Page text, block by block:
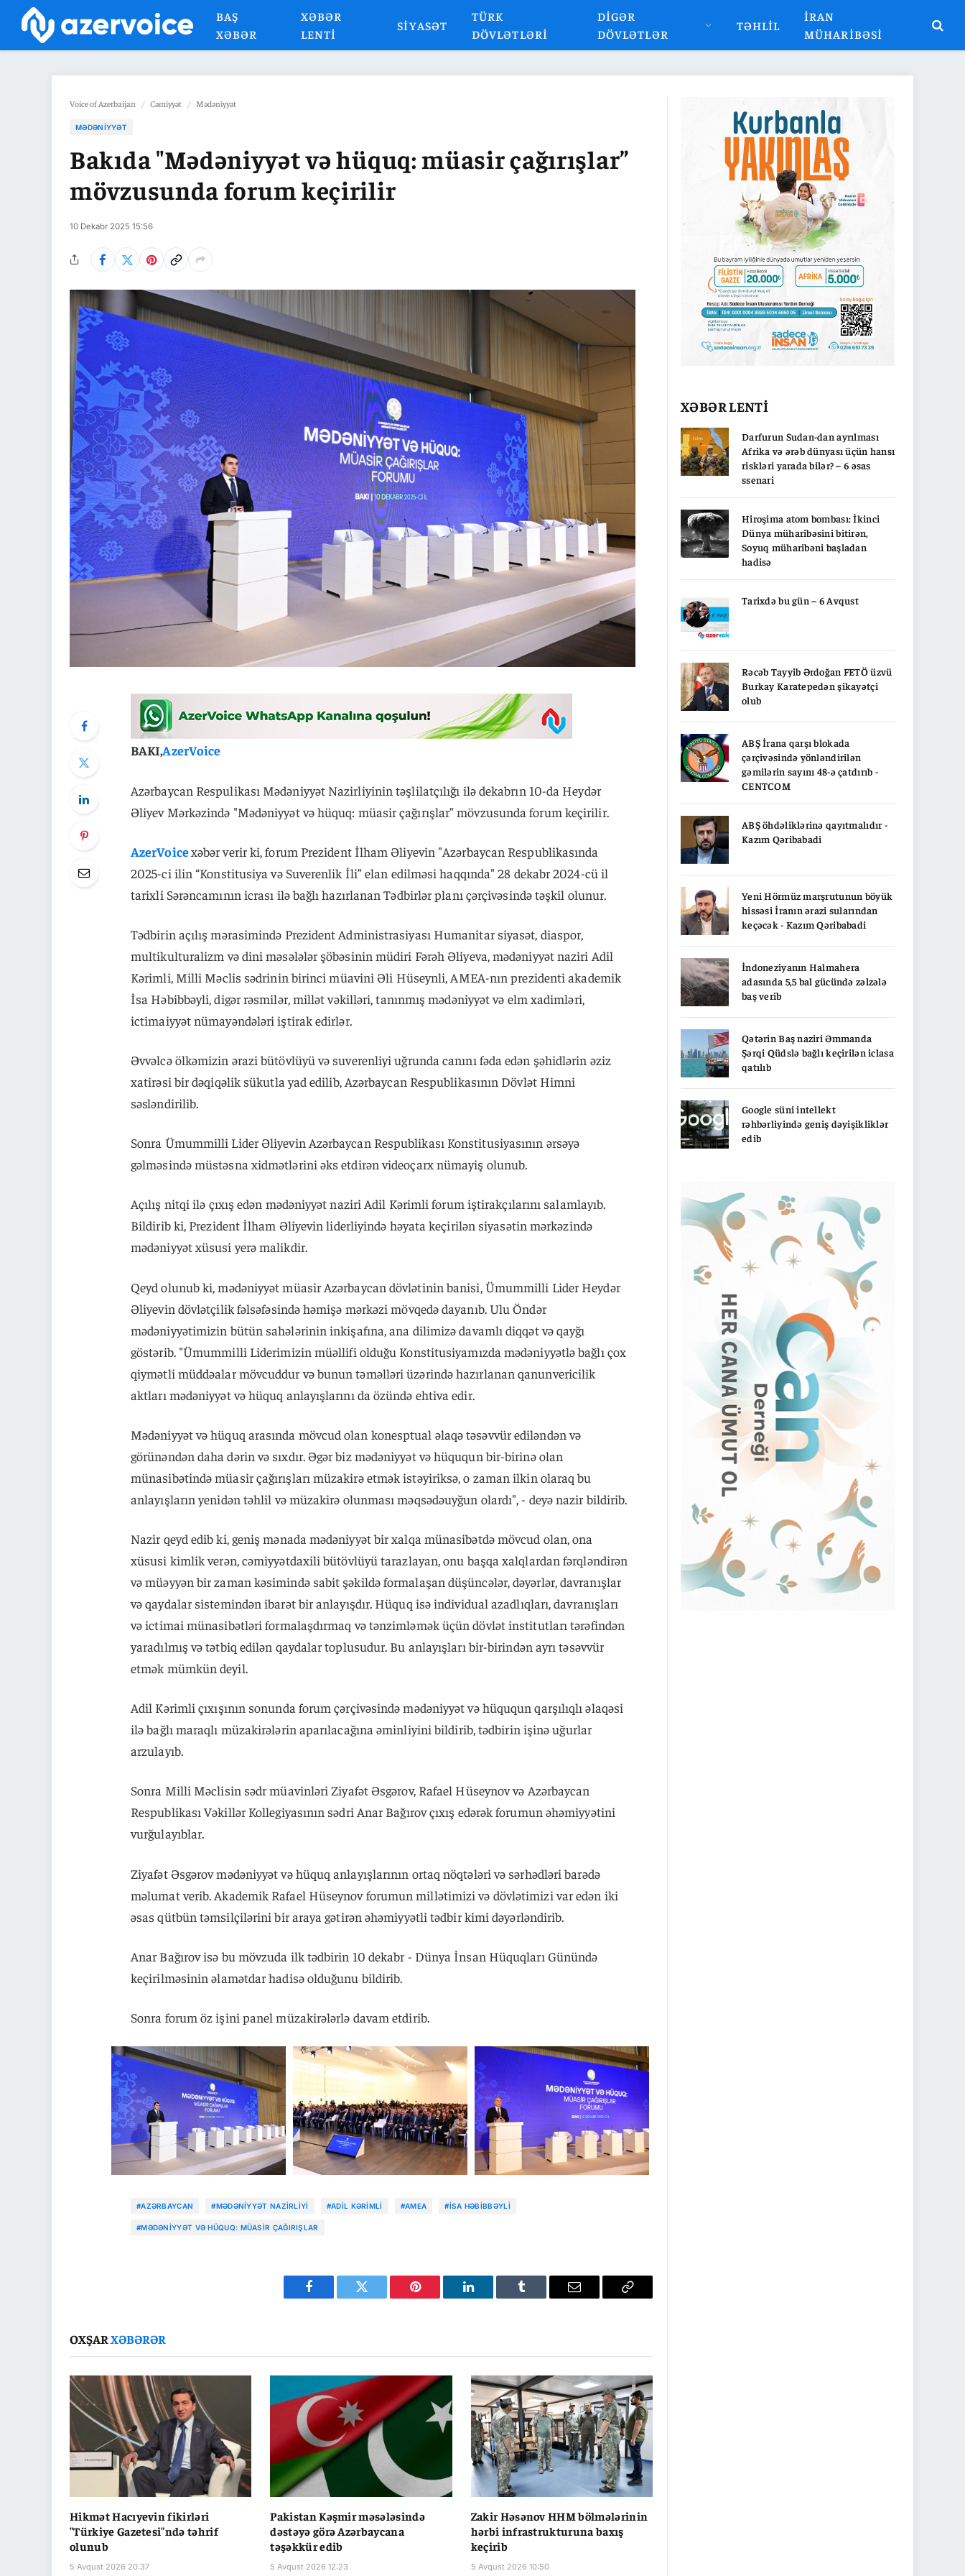
BAŞ
XƏBƏR
XƏBƏR
LENTI
SIYASƏT
TÜRK
DÖVLƏTLƏRI
DIGƏR
DÖVLƏTLƏR
TƏHLIL
İRAN
MÜHARIBƏSI
Voice of Azerbaijan / Cəmiyyət / Mədəniyyət
MƏDƏNIYYƏT
Bakıda "Mədəniyyət və hüquq: müasir çağırışlar”
mövzusunda forum keçirilir
10 Dekabr 2025 15:56
BAKI,AzerVoice
Azərbaycan Respulikası Mədəniyyət Nazirliyinin təşlilatçılığı ilə dekabrın 10-da Heydər
Əliyev Mərkəzində "Mədəniyyət və hüquq: müasir çağırışlar” mövzusunda forum keçirilir.
AzerVoicexəbər verir ki, forum Prezident İlham Əliyevin "Azərbaycan Respublikasında
2025-ci ilin “Konstitusiya və Suverenlik İli” elan edilməsi haqqında" 28 dekabr 2024-cü il
tarixli Sərəncamının icrası ilə bağlı hazırlanan Tədbirlər planı çərçivəsində təşkil olunur.
Tədbirin açılış mərasimində Prezident Administrasiyası Humanitar siyasət, diaspor,
multikulturalizm və dini məsələlər şöbəsinin müdiri Fərəh Əliyeva, mədəniyyət naziri Adil
Kərimli, Milli Məclis sədrinin birinci müavini Əli Hüseynli, AMEA-nın prezidenti akademik
İsa Həbibbəyli, digər rəsmilər, millət vəkilləri, tanınmış mədəniyyət və elm xadimləri,
ictimaiyyət nümayəndələri iştirak edirlər.
Əvvəlcə ölkəmizin ərazi bütövlüyü və suverenliyi uğrunda canını fəda edən şəhidlərin əziz
xatirəsi bir dəqiqəlik sükutla yad edilib, Azərbaycan Respublikasının Dövlət Himni
səsləndirilib.
Sonra Ümummilli Lider Əliyevin Azərbaycan Respublikası Konstitusiyasının ərsəyə
gəlməsində müstəsna xidmətlərini əks etdirən videoçarx nümayiş olunub.
Açılış nitqi ilə çıxış edən mədəniyyət naziri Adil Kərimli forum iştirakçılarını salamlayıb.
Bildirib ki, Prezident İlham Əliyevin liderliyində həyata keçirilən siyasətin mərkəzində
mədəniyyət xüsusi yerə malikdir.
Qeyd olunub ki, mədəniyyət müasir Azərbaycan dövlətinin banisi, Ümummilli Lider Heydər
Əliyevin dövlətçilik fəlsəfəsində həmişə mərkəzi mövqedə dayanıb. Ulu Öndər
mədəniyyətimizin bütün sahələrinin inkişafına, ana dilimizə davamlı diqqət və qayğı
göstərib. "Ümummilli Liderimizin müəllifi olduğu Konstitusiyamızda mədəniyyətlə bağlı çox
qiymətli müddəalar mövcuddur və bunun təməlləri üzərində hazırlanan qanunvericilik
aktları mədəniyyət və hüquq anlayışlarını da özündə ehtiva edir.
Mədəniyyət və hüquq arasında mövcud olan konesptual əlaqə təsəvvür ediləndən və
görünəndən daha dərin və sıxdır. Əgər biz mədəniyyət və hüququn bir-birinə olan
münasibətində müasir çağırışları müzakirə etmək istəyiriksə, o zaman ilkin olaraq bu
anlayışların yenidən təhlil və müzakirə olunması məqsədəuyğun olardı", - deyə nazir bildirib.
Nazir qeyd edib ki, geniş mənada mədəniyyət bir xalqa münasibətdə mövcud olan, ona
xüsusi kimlik verən, cəmiyyətdaxili bütövlüyü tarazlayan, onu başqa xalqlardan fərqləndirən
və müəyyən bir zaman kəsimində sabit şəkildə formalaşan düşüncələr, dəyərlər, davranışlar
və qaydalar sistemindən ibarət bir anlayışdır. Hüquq isə individual azadlıqları, davranışları
və ictimai münasibətləri formalaşdırmaq və tənzimləmək üçün dövlət institutları tərəfindən
yaradılmış və tətbiq edilən qaydalar toplusudur. Bu anlayışları bir-birindən ayrı təsəvvür
etmək mümkün deyil.
Adil Kərimli çıxışının sonunda forum çərçivəsində mədəniyyət və hüququn qarşılıqlı əlaqəsi
ilə bağlı maraqlı müzakirələrin aparılacağına əminliyini bildirib, tədbirin işinə uğurlar
arzulayıb.
Sonra Milli Məclisin sədr müavinləri Ziyafət Əsgərov, Rafael Hüseynov və Azərbaycan
Respublikası Vəkillər Kollegiyasının sədri Anar Bağırov çıxış edərək forumun əhəmiyyətini
vurğulayıblar.
Ziyafət Əsgərov mədəniyyət və hüquq anlayışlarının ortaq nöqtələri və sərhədləri barədə
məlumat verib. Akademik Rafael Hüseynov forumun millətimizi və dövlətimizi var edən iki
əsas qütbün təmsilçilərini bir araya gətirən əhəmiyyətli tədbir kimi dəyərləndirib.
Anar Bağırov isə bu mövzuda ilk tədbirin 10 dekabr - Dünya İnsan Hüquqları Günündə
keçirilməsinin əlamətdar hadisə olduğunu bildirib.
Sonra forum öz işini panel müzakirələrlə davam etdirib.
#AZƏRBAYCAN #MƏDƏNIYYƏT NAZIRLIYI #ADIL KƏRIMLI #AMEA #İSA HƏBIBBƏYLI
#MƏDƏNIYYƏT VƏ HÜQUQ: MÜASIR ÇAĞIRIŞLAR
Facebook Twitter Pinterest LinkedIn Tumblr Email
Copy
OXŞARXƏBƏRƏR
Hikmət Hacıyevin fikirləri
"Türkiye Gazetesi"ndə təhrif
olunub
5 Avqust 2026 20:37
Pakistan Kəşmir məsələsində
dəstəyə görə Azərbaycana
təşəkkür edib
5 Avqust 2026 12:23
Zakir Həsənov HHM bölmələrinin
hərbi infrastrukturuna baxış
keçirib
5 Avqust 2026 10:50
XƏBƏR LENTİ
Darfurun Sudan-dan ayrılması
Afrika və ərəb dünyası üçün hansı
riskləri yarada bilər? – 6 əsas
ssenari
Hiroşima atom bombası: İkinci
Dünya müharibəsini bitirən,
Soyuq müharibəni başladan
hadisə
Tarixdə bu gün – 6 Avqust
Rəcəb Tayyib Ərdoğan FETÖ üzvü
Burkay Karatepedən şikayətçi
olub
ABŞ İrana qarşı blokada
çərçivəsində yönləndirilən
gəmilərin sayını 48-ə çatdırıb -
CENTCOM
ABŞ öhdəliklərinə qayıtmalıdır -
Kazım Qəribabadi
Yeni Hörmüz marşrutunun böyük
hissəsi İranın ərazi sularından
keçəcək - Kazım Qəribabadi
İndoneziyanın Halmahera
adasında 5,5 bal gücündə zəlzələ
baş verib
Qətərin Baş naziri Əmmanda
Şərqi Qüdslə bağlı keçirilən iclasa
qatılıb
Google süni intellekt
rəhbərliyində geniş dəyişikliklər
edib